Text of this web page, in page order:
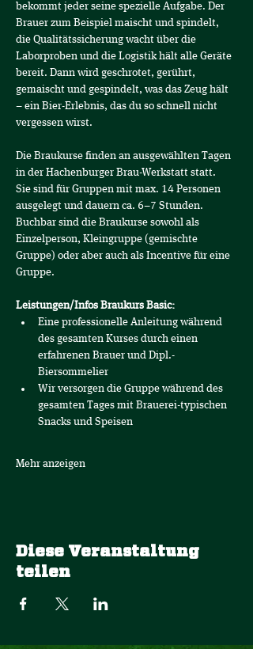
bekommt jeder seine spezielle Aufgabe. Der
Brauer zum Beispiel maischt und spindelt,
die Qualitätssicherung wacht über die
Laborproben und die Logistik hält alle Geräte
bereit. Dann wird geschrotet, gerührt,
gemaischt und gespindelt, was das Zeug hält
– ein Bier-Erlebnis, das du so schnell nicht
vergessen wirst.
Die Braukurse finden an ausgewählten Tagen
in der Hachenburger Brau-Werkstatt statt.
Sie sind für Gruppen mit max. 14 Personen
ausgelegt und dauern ca. 6–7 Stunden.
Buchbar sind die Braukurse sowohl als
Einzelperson, Kleingruppe (gemischte
Gruppe) oder aber auch als Incentive für eine
Gruppe.
Leistungen/Infos Braukurs Basic:
Eine professionelle Anleitung während
des gesamten Kurses durch einen
erfahrenen Brauer und Dipl.-
Biersommelier
Wir versorgen die Gruppe während des
gesamten Tages mit Brauerei-typischen
Snacks und Speisen
Mehr anzeigen
Diese Veranstaltung
teilen